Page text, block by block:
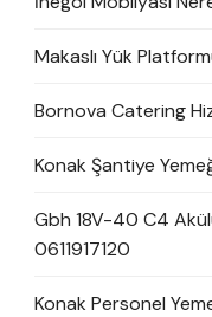
Makaslı Yük
Bornova Catering
Konak Şantiye
Gbh 18V-40 C4
0611917120
Konak Personel